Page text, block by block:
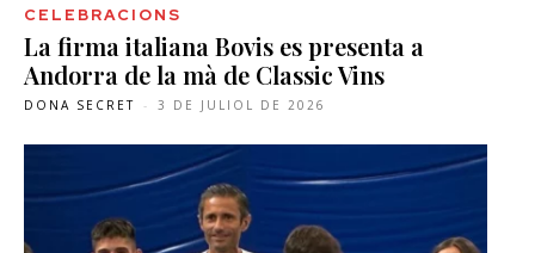
CELEBRACIONS
La firma italiana Bovis es presenta a
Andorra de la mà de Classic Vins
DONA SECRET - 3 DE JULIOL DE 2026